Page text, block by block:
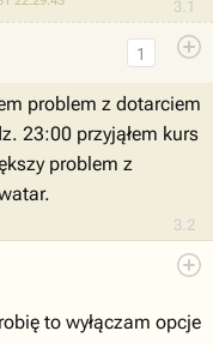
3.1
3.2
1
problem z dotarciem
23:00 przyjąłem kurs
problem z
to wyłączam opcje